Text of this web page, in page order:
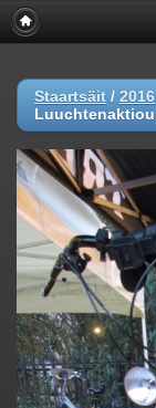
Staartsäit / 2016